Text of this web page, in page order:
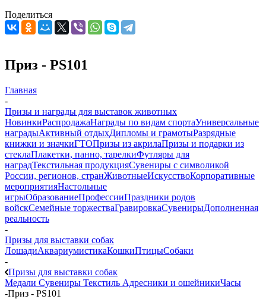
Поделиться
Приз - PS101
Главная
-
Призы и награды для выставок животных
НовинкиРаспродажаНаграды по видам спортаУниверсальные
наградыАктивный отдыхДипломы и грамотыРазрядные
книжки и значкиГТОПризы из акрилаПризы и подарки из
стеклаПлакетки, панно, тарелкиФутляры для
наградТекстильная продукцияСувениры с символикой
России, регионов, странЖивотныеИскусствоКорпоративные
мероприятияНастольные
игрыОбразованиеПрофессииПраздники родов
войскСемейные торжестваГравировкаСувенирыДополненная
реальность
-
Призы для выставки собак
ЛошадиАквариумистикаКошкиПтицыСобаки
-
Призы для выставки собак
Медали Сувениры Текстиль Адресники и ошейникиЧасы
-Приз - PS101